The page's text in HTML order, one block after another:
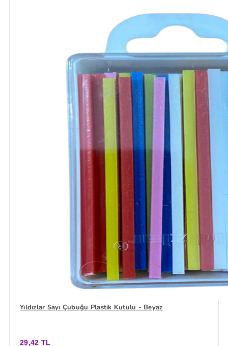
Yıldızlar Sayı Çubuğu Plastik Kutulu - Beyaz
29,42 TL